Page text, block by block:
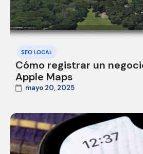
SEO LOCAL
Cómo registrar un
Apple Maps
mayo 20, 2025